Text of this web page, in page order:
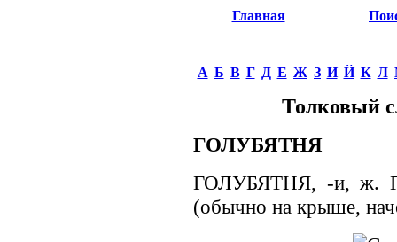
Главная
А Б В Г Д Е Ж З И Й К Л
Толковый
ГОЛУБЯТНЯ
ГОЛУБЯТНЯ, -и, ж.
(обычно на крыше,